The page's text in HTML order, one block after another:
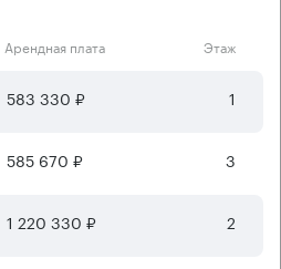
Арендная плата Этаж
583 330 ₽ 1
585 670 ₽ 3
1 220 330 ₽ 2